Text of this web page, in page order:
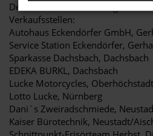
Den neuen Bartkalender gibt es
Verkaufsstellen:
Autohaus Eckendörfer GmbH,
Service Station Eckendörfer,
Sparkasse Dachsbach, Dachsbach
EDEKA BURKL, Dachsbach
Lucke Motorcycles, Oberhöchstadt
Lotto Lucke, Nürnberg
Dani´s Zweiradschmiede,
Kaiser Bürotechnik, Neustadt/